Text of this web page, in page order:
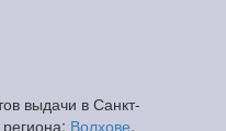
выдачи в Санкт-
Волхове,